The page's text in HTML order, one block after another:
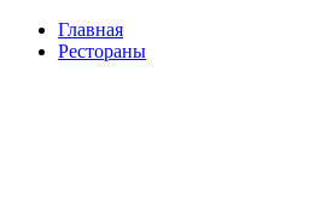
Главная
Рестораны